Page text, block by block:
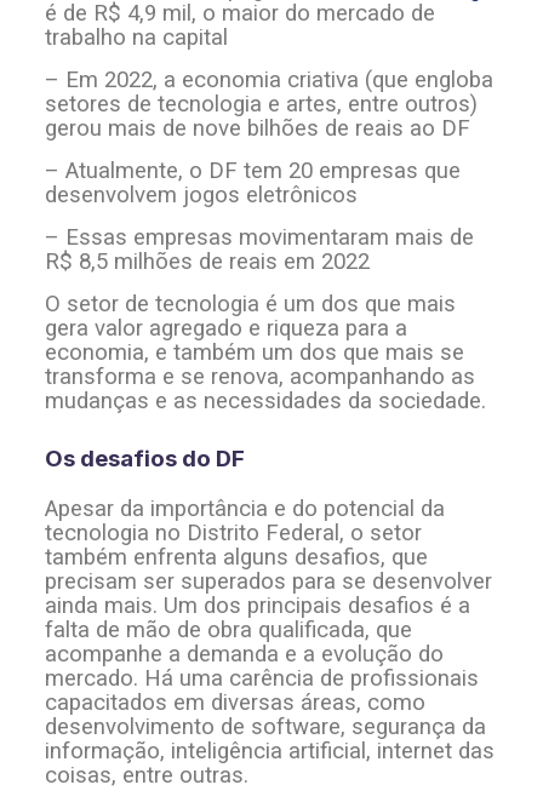
é de R$ 4,9 mil, o maior do mercado de
trabalho na capital
– Em 2022, a economia criativa (que engloba
setores de tecnologia e artes, entre outros)
gerou mais de nove bilhões de reais ao DF
– Atualmente, o DF tem 20 empresas que
desenvolvem jogos eletrônicos
– Essas empresas movimentaram mais de
R$ 8,5 milhões de reais em 2022
O setor de tecnologia é um dos que mais
gera valor agregado e riqueza para a
economia, e também um dos que mais se
transforma e se renova, acompanhando as
mudanças e as necessidades da sociedade.
Os desafios do DF
Apesar da importância e do potencial da
tecnologia no Distrito Federal, o setor
também enfrenta alguns desafios, que
precisam ser superados para se desenvolver
ainda mais. Um dos principais desafios é a
falta de mão de obra qualificada, que
acompanhe a demanda e a evolução do
mercado. Há uma carência de profissionais
capacitados em diversas áreas, como
desenvolvimento de software, segurança da
informação, inteligência artificial, internet das
coisas, entre outras.